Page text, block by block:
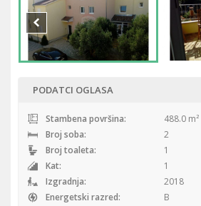
PODATCI OGLASA
Stambena površina:
488.0 m²
Broj soba:
2
Broj toaleta:
1
Kat:
1
Izgradnja:
2018
Energetski razred:
B